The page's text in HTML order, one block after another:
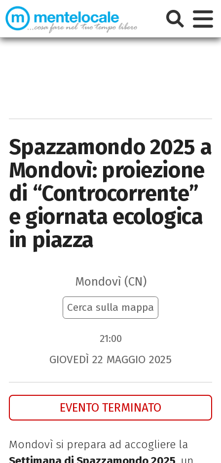
Spazzamondo 2025 a
Mondovì: proiezione
di “Controcorrente”
e giornata ecologica
in piazza
Mondovì (CN)
Cerca sulla mappa
21:00
GIOVEDÌ 22 MAGGIO 2025
EVENTO TERMINATO
Mondovì si prepara ad accogliere la